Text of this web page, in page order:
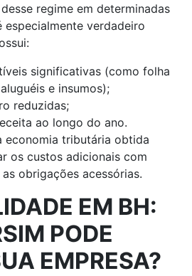
regime em determinadas
especialmente verdadeiro
significativas (como folha
e insumos);
reduzidas;
ao longo do ano.
economia tributária obtida
os custos adicionais com
obrigações acessórias.
EM BH:
PODE
EMPRESA?